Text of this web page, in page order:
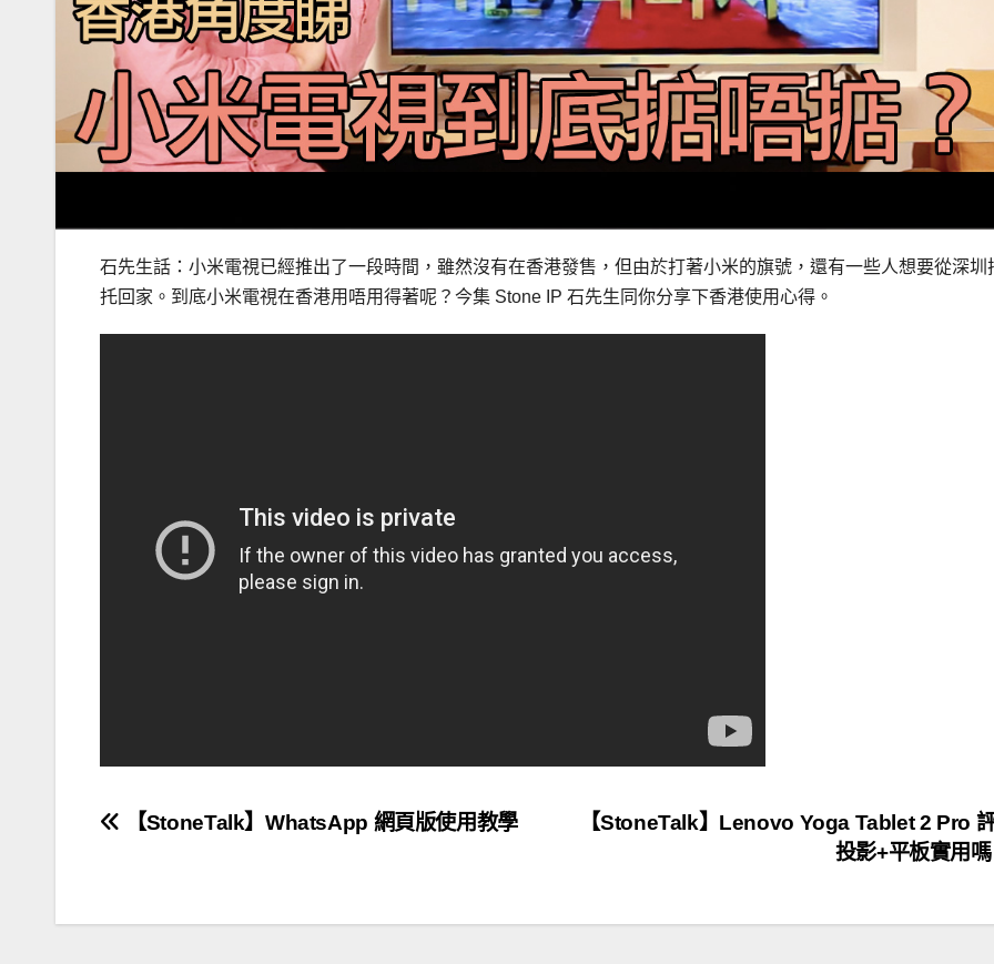
石先生話：小米電視已經推出了一段時間，雖然沒有在香港發售，但由於打著小米的旗號，還有一些人想要從深圳
托回家。到底小米電視在香港用唔用得著呢？今集 Stone IP 石先生同你分享下香港使用心得。
文
導
【StoneTalk】Lenovo Yoga Tablet 2 Pro
投影+平板實用
【StoneTalk】WhatsApp 網頁版使用教學